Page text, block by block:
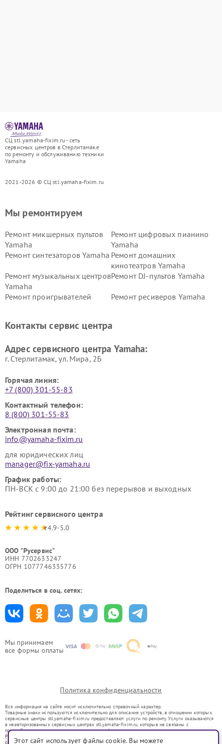
СЦ stl.yamaha-fixim.ru - сеть
сервисных центров в Стерлитамаке
по ремонту и обслуживанию техники
Yamaha
2021-2026 © СЦ stl.yamaha-fixim.ru
Мы принимаем
все формы оплаты
Мы ремонтируем
Ремонт микшерных пультов
Yamaha
Ремонт цифровых пианино
Yamaha
Ремонт синтезаторов Yamaha Ремонт домашних
кинотеатров Yamaha
Ремонт музыкальных центров
Yamaha
Ремонт DJ-пультов Yamaha
Ремонт проигрывателей
Ремонт ресиверов Yamaha
Yamaha
Yamaha
Контакты сервис центра
Адрес сервисного центра Yamaha:
г. Стерлитамак, ул. Мира, 2Б
Горячая линия:
+7 (800) 301-55-83
Контактный телефон:
8 (800) 301-55-83
Электронная почта:
info@yamaha-fixim.ru
для юридических лиц
manager@fix-yamaha.ru
График работы:
ПН-ВСК с 9:00 до 21:00 без перерывов и выходных
Рейтинг сервисного центра
4.9-5.0
ООО "Русервис"
ИНН 7702633247
ОГРН 1077746335776
Поделиться в соц. сетях:
Политика конфиденциальности
Вся информация на сайте носит исключительно справочный характер.
Товарные знаки используются исключительно для описания устройств, в отношении которых
сервисные центры stl.yamaha-fixim.ru предоставляют услуги по ремонту. Услуги оказываются
в неавторизованных сервисных центрах stl.yamaha-fixim.ru, которые не связаны с
правообладателями товарных знаков или их официальными представителями.
Ремонт осуществляется для устройств, уже введенных в гражданский оборот в соответствии
со статьей 1487 ГК РФ.
Этот сайт использует файлы cookie. Вы можете